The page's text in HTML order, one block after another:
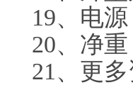
19、电
20、净
21、更